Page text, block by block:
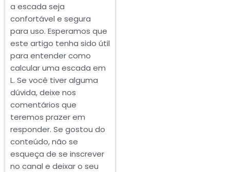
a escada seja
confortável e segura
para uso. Esperamos que
este artigo tenha sido útil
para entender como
calcular uma escada em
L. Se você tiver alguma
dúvida, deixe nos
comentários que
teremos prazer em
responder. Se gostou do
conteúdo, não se
esqueça de se inscrever
no canal e deixar o seu